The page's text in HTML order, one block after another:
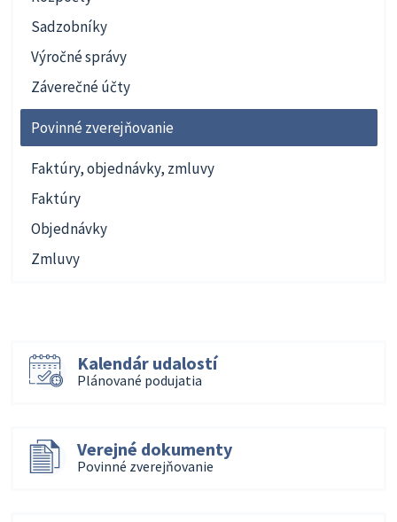
Sadzobníky
Výročné správy
Záverečné účty
Povinné zverejňovanie
Faktúry, objednávky, zmluvy
Faktúry
Objednávky
Zmluvy
Kalendár udalostí
Plánované podujatia
Verejné dokumenty
Povinné zverejňovanie